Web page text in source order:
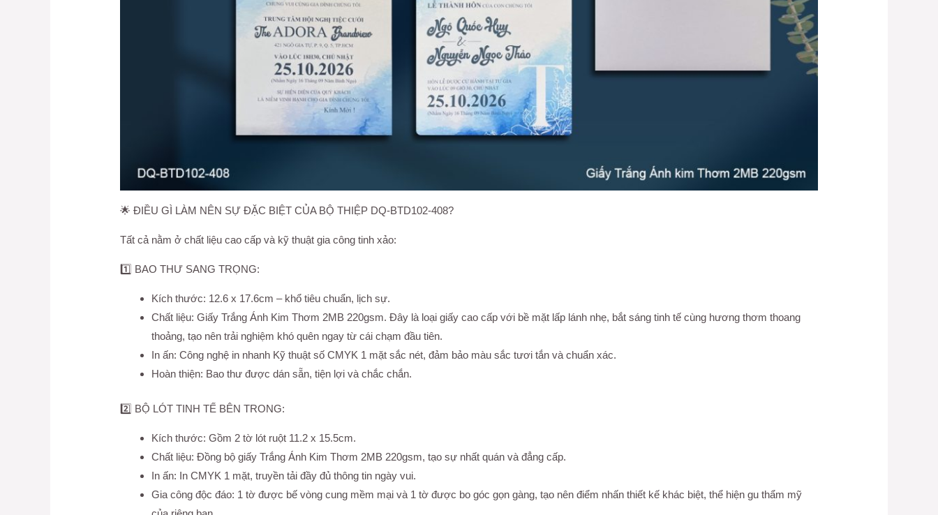
🌟 ĐIỀU GÌ LÀM NÊN SỰ ĐẶC BIỆT CỦA BỘ THIỆP DQ-BTD102-408?
Tất cả nằm ở chất liệu cao cấp và kỹ thuật gia công tinh xảo:
1️⃣ BAO THƯ SANG TRỌNG:
Kích thước: 12.6 x 17.6cm – khổ tiêu chuẩn, lịch sự.
Chất liệu: Giấy Trắng Ánh Kim Thơm 2MB 220gsm. Đây là loại giấy cao cấp với bề mặt lấp lánh nhẹ, bắt sáng tinh tế cùng hương thơm thoang
thoảng, tạo nên trải nghiệm khó quên ngay từ cái chạm đầu tiên.
In ấn: Công nghệ in nhanh Kỹ thuật số CMYK 1 mặt sắc nét, đảm bảo màu sắc tươi tắn và chuẩn xác.
Hoàn thiện: Bao thư được dán sẵn, tiện lợi và chắc chắn.
2️⃣ BỘ LÓT TINH TẾ BÊN TRONG:
Kích thước: Gồm 2 tờ lót ruột 11.2 x 15.5cm.
Chất liệu: Đồng bộ giấy Trắng Ánh Kim Thơm 2MB 220gsm, tạo sự nhất quán và đẳng cấp.
In ấn: In CMYK 1 mặt, truyền tải đầy đủ thông tin ngày vui.
Gia công độc đáo: 1 tờ được bế vòng cung mềm mại và 1 tờ được bo góc gọn gàng, tạo nên điểm nhấn thiết kế khác biệt, thể hiện gu thẩm mỹ